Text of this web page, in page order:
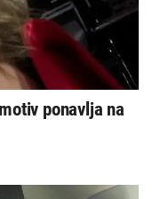
ponavlja na